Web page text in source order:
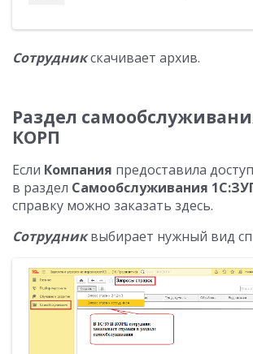
Сотрудникскачивает архив.
Раздел
КОРП
Если Компания предоставила доступ
в раздел Самообслуживания
справку можно заказать здесь.
Сотрудниквыбирает нужный вид